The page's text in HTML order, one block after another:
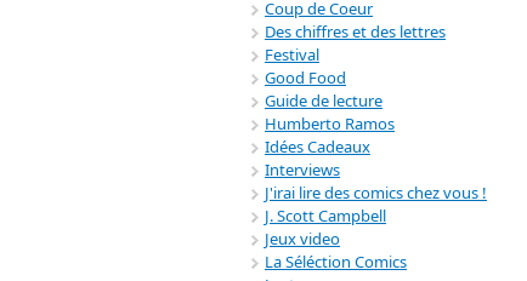
Coup de Coeur
Des chiffres et des lettres
Festival
Good Food
Guide de lecture
Humberto Ramos
Idées Cadeaux
Interviews
J'irai lire des comics chez vous !
J. Scott Campbell
Jeux video
La Séléction Comics